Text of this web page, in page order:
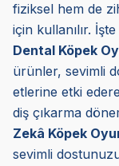
fiziksel hem de
için kullanılır.
Dental Köpek
ürünler, sevimli
etlerine etki
diş çıkarma
Zekâ Köpek
sevimli